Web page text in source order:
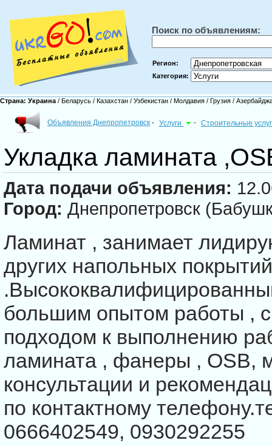
Поиск по объявлениям:
Регион:
Категория:
Страна: Украина / Беларусь / Казахстан / Узбекистан / Молдавия / Грузия /
Объявления Днепропетровск - Услуги - Строительные
Укладка ламината
Дата подачи объявления:
Город: Днепропетровск
Ламинат , занимает
других напольных покрытий
большим опытом работы ,
подходом к выполнению
ламината , фанеры , OSB,
консультации и
по контактному
0666402549, 0930292255